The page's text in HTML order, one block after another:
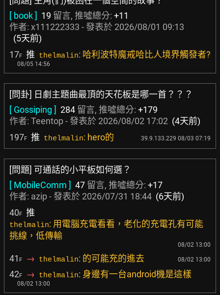
[ book ] 19 留言, 推噓總分: +11
作者: x111222333 - 發表於 2026/08/01 09:13
(5天前)
17F 推 thelmalin: 哈利波特魔戒哈比人境界觸發者?
08/05 14:56
[問卦] 日劇主題曲最頂的天花板是哪一首？？？
[ Gossiping ] 284 留言, 推噓總分: +179
作者: Teentop- 發表於 2026/08/02 17:02 (4天前)
197F 推 thelmalin: hero的 39.9.133.229 08/03 07:19
[問題] 可通話的小平板如何選？
[ MobileComm ] 47 留言, 推噓總分: +17
作者: azip- 發表於 2026/07/31 18:44 (6天前)
40F 推
thelmalin: 用電腦充電看看，老化的充電孔有可能
挑線，低傳輸
08/02 13:00
41 F → thelmalin: 的可能充的進去 08/02 13:00
42F → thelmalin: 身邊有一台android機是這樣
08/02 13:00